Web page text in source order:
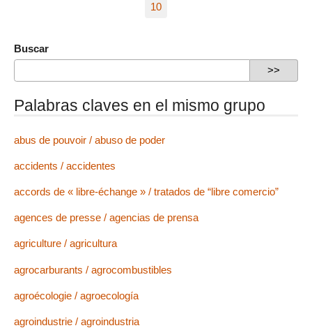
10
Buscar
Palabras claves en el mismo grupo
abus de pouvoir / abuso de poder
accidents / accidentes
accords de « libre-échange » / tratados de “libre comercio”
agences de presse / agencias de prensa
agriculture / agricultura
agrocarburants / agrocombustibles
agroécologie / agroecología
agroindustrie / agroindustria